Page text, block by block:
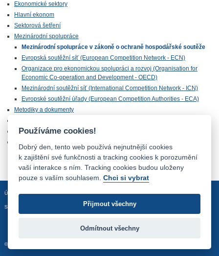
Ekonomické sektory
Hlavní ekonom
Sektorová šetření
Mezinárodní spolupráce
Mezinárodní spolupráce v zákoně o ochraně hospodářské soutěže
Evropská soutěžní síť (European Competition Network - ECN)
Organizace pro ekonomickou spolupráci a rozvoj (Organisation for
Economic Co-operation and Development - OECD)
Mezinárodní soutěžní síť (International Competition Network - ICN)
Evropské soutěžní úřady (European Competition Authorities - ECA)
Metodiky a dokumenty
Odkazy
Úvodní stránka Mapa stránek Prohlášení o přístupnosti
Sledujte nás:
© 2012 - 2026 Úřad pro ochranu hospodářské soutěže
Používáme cookies!
Dobrý den, tento web používá nejnutnější cookies
k zajištění své funkčnosti a tracking cookies k porozumění
vaší interakce s ním. Tracking cookies budou uloženy
pouze s vaším souhlasem.Chci si vybrat
Přijmout všechny
Odmítnout všechny